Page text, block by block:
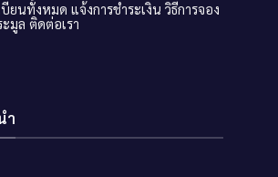
บียนทั้งหมด แจ้งการชำระเงิน วิธีการจอง
มูล ติดต่อเรา
ำ